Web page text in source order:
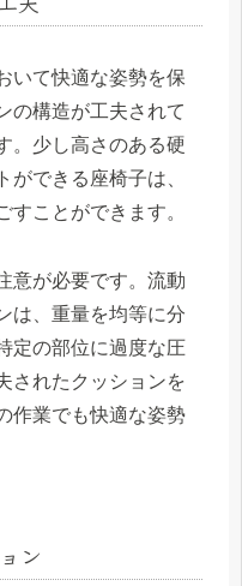
いて快適な姿勢を保
の構造が工夫されて
。少し高さのある硬
できる座椅子は、
ことができます。
意が必要です。流動
は、重量を均等に分
定の部位に過度な圧
されたクッションを
作業でも快適な姿勢
ン